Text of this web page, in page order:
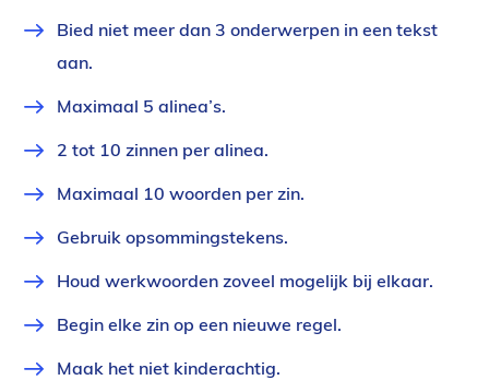
Bied niet meer dan 3 onderwerpen in een tekst
aan.
Maximaal 5 alinea’s.
2 tot 10 zinnen per alinea.
Maximaal 10 woorden per zin.
Gebruik opsommingstekens.
Houd werkwoorden zoveel mogelijk bij elkaar.
Begin elke zin op een nieuwe regel.
Maak het niet kinderachtig.